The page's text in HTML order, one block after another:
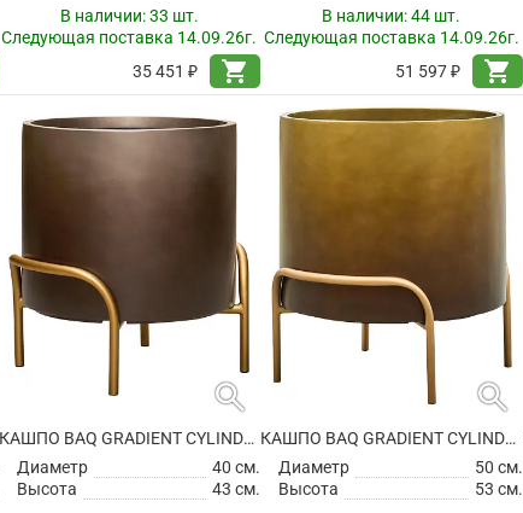
В наличии:33 шт.
Следующая поставка 14.09.26г.
35 451 ₽
shopping_cart
В наличии:44 шт.
Следующая поставка 14.09.26г.
51 597 ₽
shopping_cart
search
КАШПО BAQ GRADIENT CYLINDER ELEVATED LOW MATT COFFEE
Диаметр
40 см.
Высота
43 см.
search
КАШПО BAQ GRADIENT CYLINDER ELEVATED LOW MATT HONEY
Диаметр
50 см.
Высота
53 см.